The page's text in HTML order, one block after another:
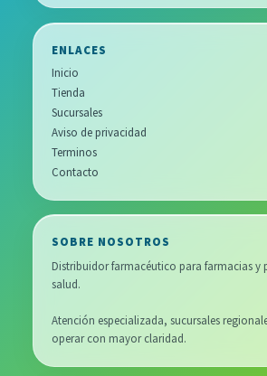
ENLACES
Inicio
Tienda
Sucursales
Aviso de privacidad
Terminos
Contacto
SOBRE NOSOTROS
Distribuidor farmacéutico para farmacias y
salud.
Atención especializada, sucursales
operar con mayor claridad.